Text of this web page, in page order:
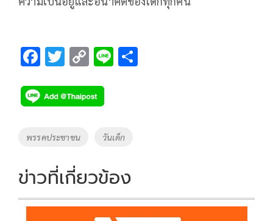
F
e
b
o
k
T
tt
er
C
p
y
Li
k
Li
Tags
พรรคประชาชน วันเด็ก
ข่าวที่เกี่ยวข้อง